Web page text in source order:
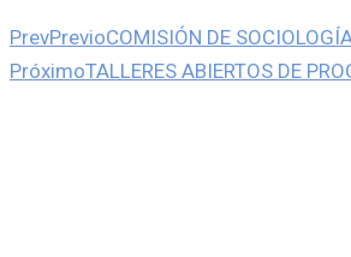
PrevPrevioCOMISIÓN DE
PróximoTALLERES ABIERTOS DE